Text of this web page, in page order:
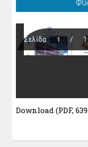
Download (PDF,